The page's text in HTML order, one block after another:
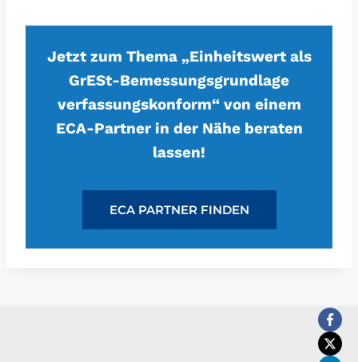
Jetzt zum Thema „Einheitswert als
GrESt-Bemessungsgrundlage
verfassungskonform“ von einem
ECA-Partner in der Nähe beraten
lassen!
ECA PARTNER FINDEN